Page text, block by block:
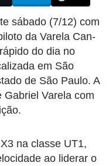
sábado (7/12) com
da Varela Can-
do dia no
em São
de São Paulo. A
Varela com
na classe UT1,
ao liderar o